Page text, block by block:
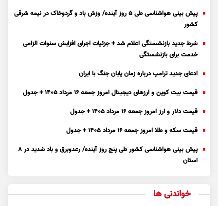
پیش بینی هواشناسی طی ۵ روز آینده/ وزش باد و گردوخاک در نیمه شرقی
کشور
شرط جدید بازنشستگی اعلام شد + جزئیات اجرای افزایش سنوات الزامی
خدمت برای بازنشستگی
ادعای جدید ترامپ درباره زمان پایان جنگ با ایران
قیمت بیت کوین و ارز‌های دیجیتال امروز جمعه ۱۶ مرداد ۱۴۰۵ + جدول
قیمت دلار و ارز امروز جمعه ۱۶ مرداد ۱۴۰۵ + جدول
قیمت سکه و طلا امروز جمعه ۱۶ مرداد ۱۴۰۵ + جدول
پیش بینی هواشناسی کشور طی پنج روز آینده/ رعدوبرق و باد شدید در ۸
استان
خواندنی ها